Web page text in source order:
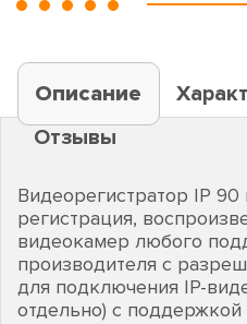
Описание
Отзывы
Видеорегистратор IP 90
регистрация,
видеокамер любого
производителя с
для подключения IP-
отдельно) с